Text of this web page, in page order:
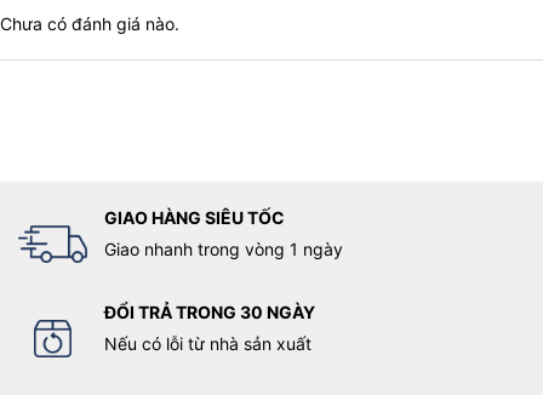
Chưa có đánh giá nào.
GIAO HÀNG SIÊU TỐC
Giao nhanh trong vòng 1 ngày
ĐỔI TRẢ TRONG 30 NGÀY
Nếu có lỗi từ nhà sản xuất